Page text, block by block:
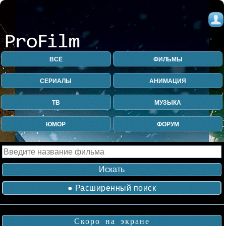
ВСЁ ФИЛЬМЫ
СЕРИАЛЫ АНИМАЦИЯ
ТВ МУЗЫКА
ЮМОР ФОРУМ
● Расширенный поиск
Скоро на экране